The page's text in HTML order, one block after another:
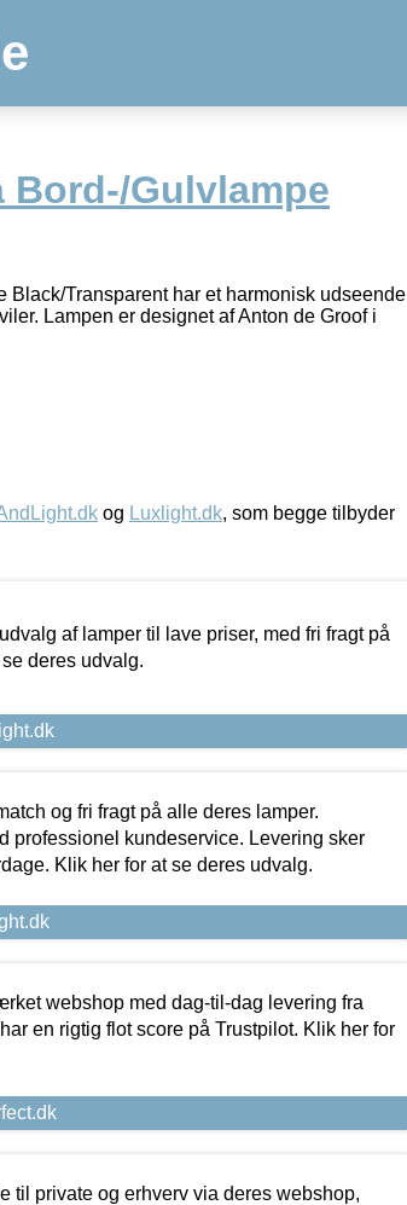
Bord-/Gulvlampe
Black/Transparent har et harmonisk udseende
Lampen er designet af Anton de Groof i
og Luxlight.dk, som begge tilbyder
af lamper til lave priser, med fri fragt på
deres udvalg.
og fri fragt på alle deres lamper.
professionel kundeservice. Levering sker
Klik her for at se deres udvalg.
webshop med dag-til-dag levering fra
en rigtig flot score på Trustpilot. Klik her for
til private og erhverv via deres webshop,